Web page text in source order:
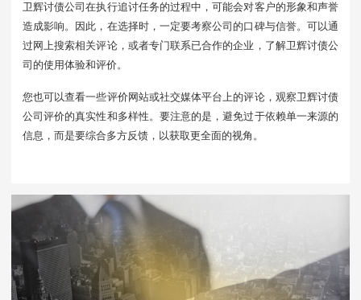
卫辉讨债公司在执行追讨任务的过程中，可能会对客户的形象和声誉
造成影响。因此，在选择时，一定要考察公司的口碑与信誉。可以通
过网上搜索相关评论，或者专门联系已合作的企业，了解卫辉讨债公
司的使用体验和评价。
您也可以查看一些评价网站或社交媒体平台上的评论，观察卫辉讨债
公司评价的真实性和多样性。要注意的是，避免过于依赖单一来源的
信息，而是要综合多方反馈，以获取更全面的视角。